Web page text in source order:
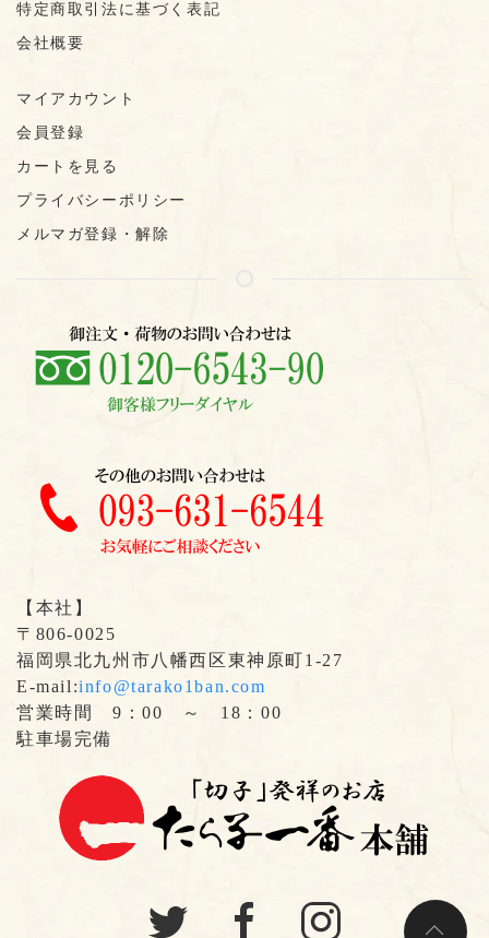
特定商取引法に基づく表記
会社概要
マイアカウント
会員登録
カートを見る
プライバシーポリシー
メルマガ登録・解除
【本社】
〒806-0025
福岡県北九州市八幡西区東神原町1-27
E-mail:info@tarako1ban.com
営業時間 9：00 ～ 18：00
駐車場完備